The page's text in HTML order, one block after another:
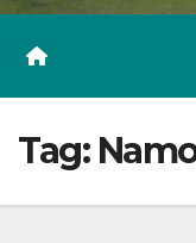
Tag: